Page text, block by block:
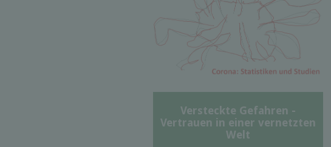
Versteckte Gefahren -
Vertrauen in einer vernetzten
Welt